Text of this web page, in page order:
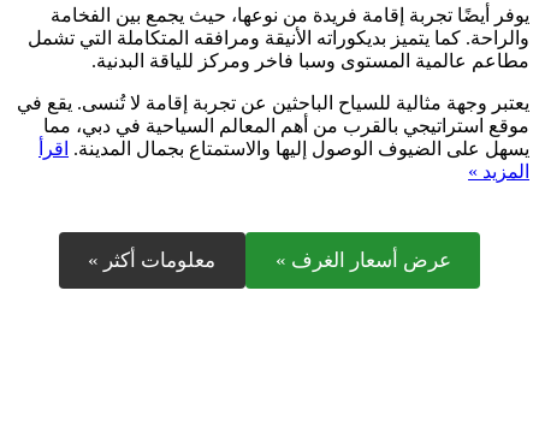
يوفر أيضًا تجربة إقامة فريدة من نوعها، حيث يجمع بين الفخامة
والراحة. كما يتميز بديكوراته الأنيقة ومرافقه المتكاملة التي تشمل
مطاعم عالمية المستوى وسبا فاخر ومركز للياقة البدنية.
يعتبر وجهة مثالية للسياح الباحثين عن تجربة إقامة لا تُنسى. يقع في
موقع استراتيجي بالقرب من أهم المعالم السياحية في دبي، مما
يسهل على الضيوف الوصول إليها والاستمتاع بجمال المدينة. اقرأ
المزيد »
عرض أسعار الغرف » معلومات أكثر »